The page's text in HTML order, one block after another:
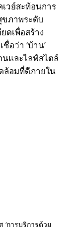
วย์สะท้อนการ
ภาพระดับ
ดเพื่อสร้าง
อว่า ‘บ้าน’
และไลฟ์สไตล์
ล้อมที่ดีภายใน
‘การบริการด้วย